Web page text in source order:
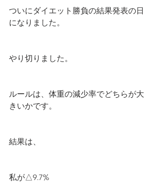
ついにダイエット勝負の結果発表の日
になりました。
やり切りました。
ルールは、体重の減少率でどちらが大
きいかです。
結果は、
私が△9.7%